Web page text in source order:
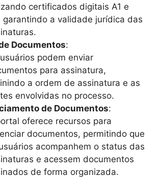
certificados digitais A1 e
garantindo a validade jurídica das
Documentos:
podem enviar
para assinatura,
a ordem de assinatura e as
envolvidas no processo.
de Documentos:
oferece recursos para
documentos, permitindo que
acompanhem o status das
e acessem documentos
de forma organizada.